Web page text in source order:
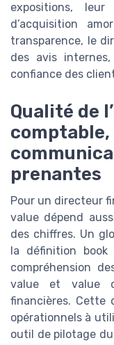
expositions,
d’acquisition
transparence, le
des avis
confiance des
Qualité de
prenantes
Pour un directeur
value dépend
des chiffres. Un
la définition
compréhension
value et value
financières. Cette
opérationnels à
outil de pilotage